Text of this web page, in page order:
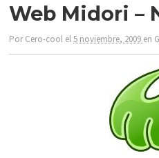
Web Midori –
PorCero-cool el5 noviembre, 2009 en